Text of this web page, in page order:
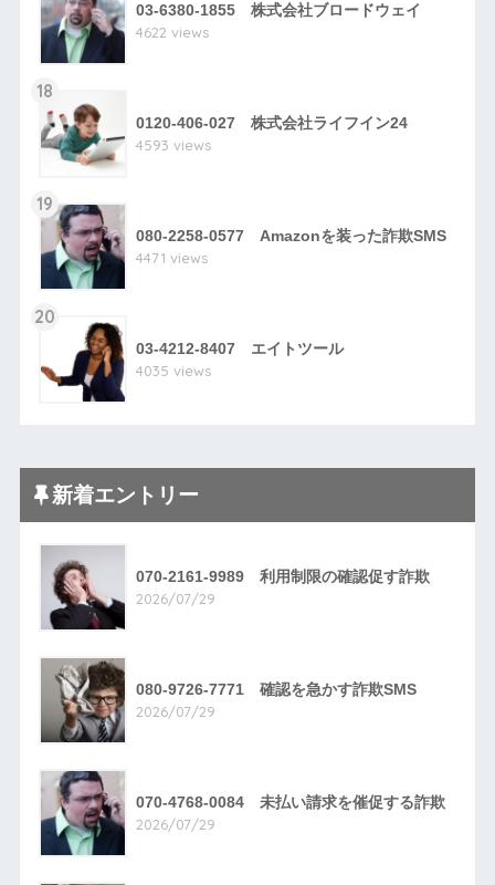
03-6380-1855 株式会社ブロードウェイ
4622 views
18
0120-406-027 株式会社ライフイン24
4593 views
19
080-2258-0577 Amazonを装った詐欺SMS
4471 views
20
03-4212-8407 エイトツール
4035 views
新着エントリー
070-2161-9989 利用制限の確認促す詐欺
2026/07/29
080-9726-7771 確認を急かす詐欺SMS
2026/07/29
070-4768-0084 未払い請求を催促する詐欺
2026/07/29